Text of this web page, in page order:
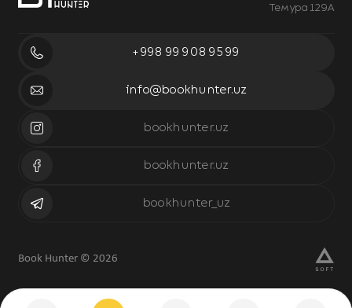
Темура 129А
+998 99 908 95 99
info@bookhunter.uz
bookhunter.uz
bookhunter.uz
bookhunter_uz
Book Hunter © 2026